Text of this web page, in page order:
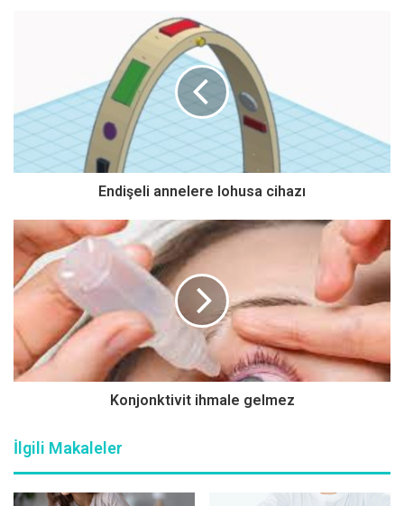
seyreden hastalıkla ilgili uyarılarda bulunan Abdi İbrahim
Otsuka Medikal Direktörlüğü, hastalığın öne çıkan
belirtilerini şöyle sıralıyor: Karında ağrı veya hassasiyet,
idrarda kan, sık idrara çıkma, böğürde ağrı, idrar yolu
enfeksiyonu ve böbrek taşları. Polikistik böbrek
hastalarının büyük çoğunluğu genelde son dönem böbrek
yetmezliğiyle doktora başvuruyor.Hastalık, böbrekler
dışında başka organlarda da kistler gelişmesine sebep
oluyor. Ayrıca değişik sistemlere ait başka patolojiler de
görülebileceğinden dolayı sistemik bir hastalık olarak kabul
ediliyor.Abdi İbrahim Otsuka Medikal Direktörlüğü,
polikistik böbrek hastalığı hakkında bilinmesi gerekenleri
10 soruda cevapladı:
Endişeli annelere lohusa cihazı
Konjonktivit ihmale gelmez
İlgili Makaleler